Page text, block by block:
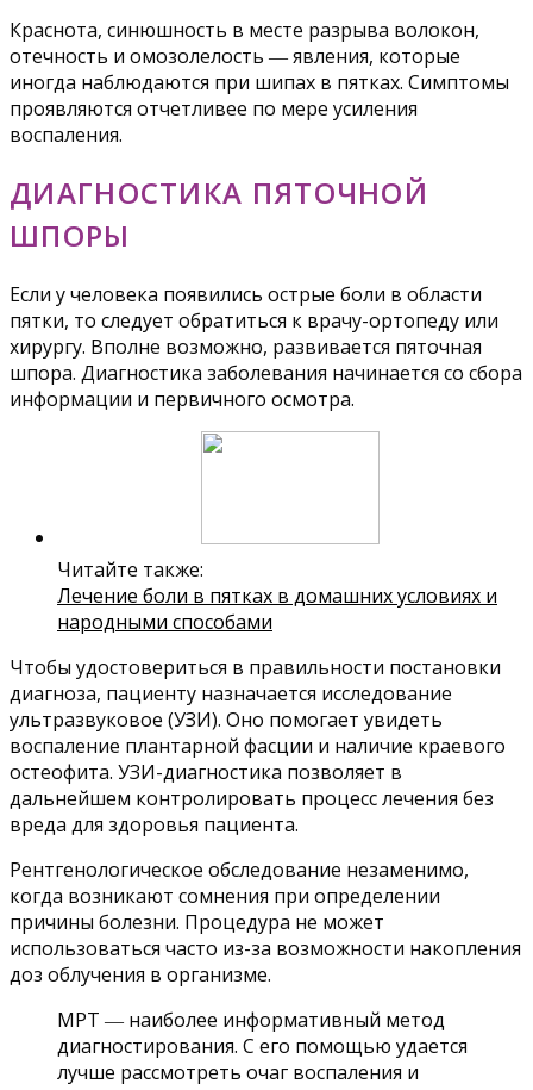
Краснота, синюшность в месте разрыва волокон,
отечность и омозолелость ― явления, которые
иногда наблюдаются при шипах в пятках. Симптомы
проявляются отчетливее по мере усиления
воспаления.
ДИАГНОСТИКА ПЯТОЧНОЙ
ШПОРЫ
Если у человека появились острые боли в области
пятки, то следует обратиться к врачу-ортопеду или
хирургу. Вполне возможно, развивается пяточная
шпора. Диагностика заболевания начинается со сбора
информации и первичного осмотра.
Читайте также:
Лечение боли в пятках в домашних условиях и
народными способами
Чтобы удостовериться в правильности постановки
диагноза, пациенту назначается исследование
ультразвуковое (УЗИ). Оно помогает увидеть
воспаление плантарной фасции и наличие краевого
остеофита. УЗИ-диагностика позволяет в
дальнейшем контролировать процесс лечения без
вреда для здоровья пациента.
Рентгенологическое обследование незаменимо,
когда возникают сомнения при определении
причины болезни. Процедура не может
использоваться часто из-за возможности накопления
доз облучения в организме.
МРТ ― наиболее информативный метод
диагностирования. С его помощью удается
лучше рассмотреть очаг воспаления и